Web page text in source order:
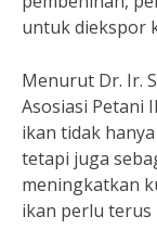
untuk diekspor
Menurut Dr. Ir.
Asosiasi Petani
ikan tidak
tetapi juga
meningkatkan
ikan perlu terus